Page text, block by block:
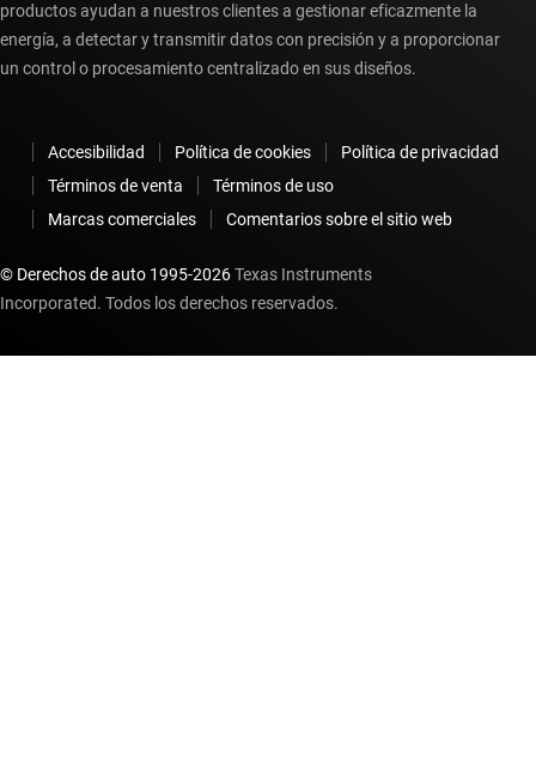
productos ayudan a nuestros clientes a gestionar eficazmente la
energía, a detectar y transmitir datos con precisión y a proporcionar
un control o procesamiento centralizado en sus diseños.
Accesibilidad Política de cookies
Política de privacidad
Términos de venta
Términos de uso
Marcas comerciales
Comentarios sobre el sitio web
© Derechos de auto 1995-2026Texas Instruments
Incorporated. Todos los derechos reservados.